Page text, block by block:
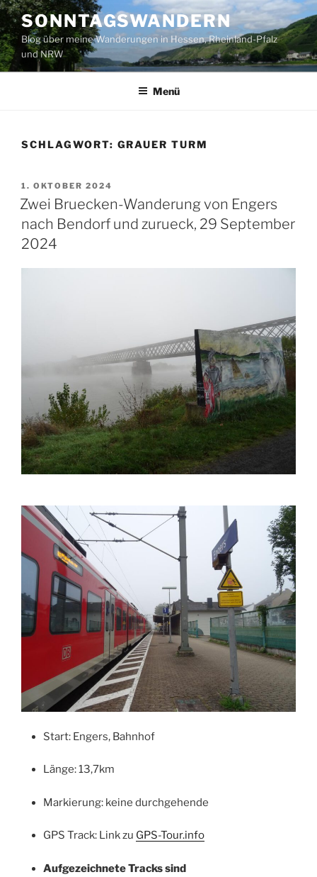
Zum
Inhalt
springen
SONNTAGSWANDERN
Blog über meine Wanderungen in Hessen, Rheinland-Pfalz
und NRW
Menü
SCHLAGWORT: GRAUER TURM
VERÖFFENTLICHT
AM
1. OKTOBER 2024
Zwei Bruecken-Wanderung von Engers
nach Bendorf und zurueck, 29 September
2024
Start: Engers, Bahnhof
Länge: 13,7km
Markierung: keine durchgehende
GPS Track: Link zu GPS-Tour.info
Aufgezeichnete Tracks sind